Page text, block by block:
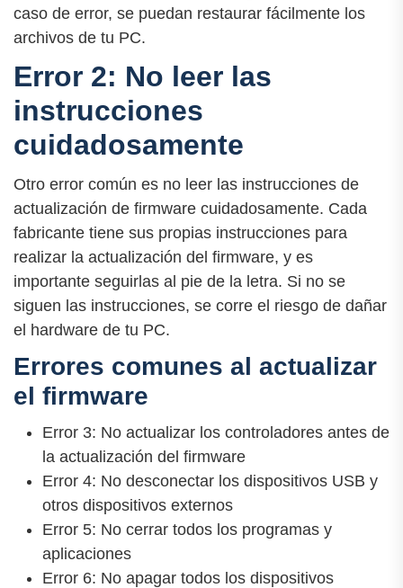
caso de error, se puedan restaurar fácilmente los
archivos de tu PC.
Error 2: No leer las
instrucciones
cuidadosamente
Otro error común es no leer las instrucciones de
actualización de firmware cuidadosamente. Cada
fabricante tiene sus propias instrucciones para
realizar la actualización del firmware, y es
importante seguirlas al pie de la letra. Si no se
siguen las instrucciones, se corre el riesgo de dañar
el hardware de tu PC.
Errores comunes al actualizar
el firmware
Error 3: No actualizar los controladores antes de
la actualización del firmware
Error 4: No desconectar los dispositivos USB y
otros dispositivos externos
Error 5: No cerrar todos los programas y
aplicaciones
Error 6: No apagar todos los dispositivos